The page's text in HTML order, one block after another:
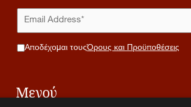
Αποδέχομαι τουςΌρους και Προϋποθέσεις
Μενού